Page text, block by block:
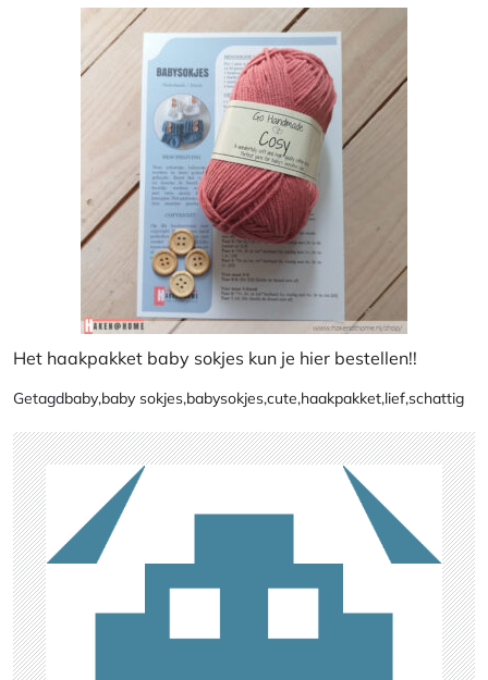
Het haakpakket baby sokjes kun je hier bestellen!!
Getagdbaby,baby sokjes,babysokjes,cute,haakpakket,lief,schattig